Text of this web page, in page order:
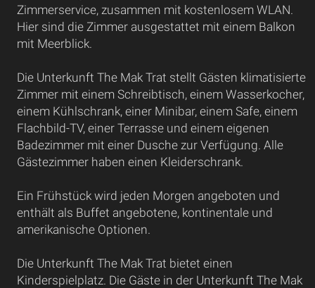
Zimmerservice, zusammen mit kostenlosem WLAN.
Hier sind die Zimmer ausgestattet mit einem Balkon
mit Meerblick.
Die Unterkunft The Mak Trat stellt Gästen klimatisierte
Zimmer mit einem Schreibtisch, einem Wasserkocher,
einem Kühlschrank, einer Minibar, einem Safe, einem
Flachbild-TV, einer Terrasse und einem eigenen
Badezimmer mit einer Dusche zur Verfügung. Alle
Gästezimmer haben einen Kleiderschrank.
Ein Frühstück wird jeden Morgen angeboten und
enthält als Buffet angebotene, kontinentale und
amerikanische Optionen.
Die Unterkunft The Mak Trat bietet einen
Kinderspielplatz. Die Gäste in der Unterkunft The Mak